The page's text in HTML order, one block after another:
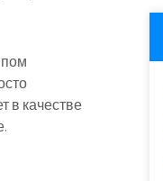
в качестве